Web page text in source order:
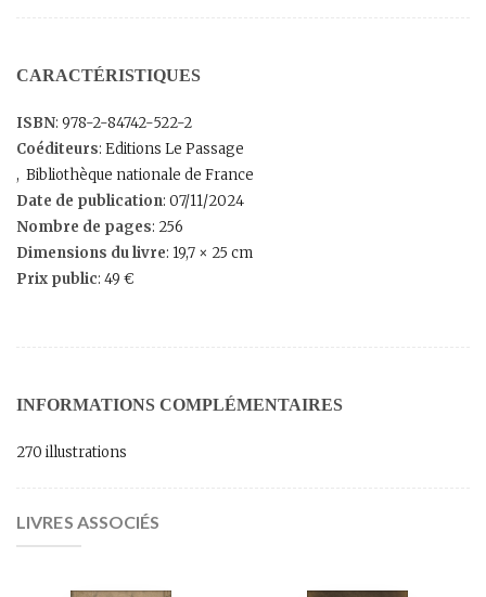
CARACTÉRISTIQUES
ISBN: 978-2-84742-522-2
Coéditeurs: Editions Le Passage
, Bibliothèque nationale de France
Date de publication: 07/11/2024
Nombre de pages: 256
Dimensions du livre: 19,7 × 25 cm
Prix public: 49 €
INFORMATIONS COMPLÉMENTAIRES
270 illustrations
LIVRES ASSOCIÉS